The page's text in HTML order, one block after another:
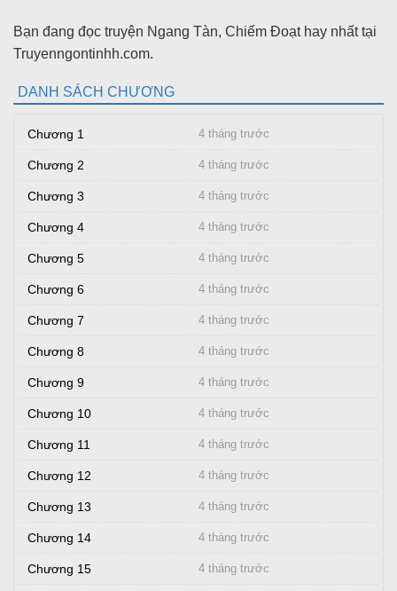
Bạn đang đọc truyện Ngang Tàn, Chiếm Đoạt hay nhất tại
Truyenngontinhh.com.
DANH SÁCH CHƯƠNG
Chương 1 4 tháng trước
Chương 2 4 tháng trước
Chương 3 4 tháng trước
Chương 4 4 tháng trước
Chương 5 4 tháng trước
Chương 6 4 tháng trước
Chương 7 4 tháng trước
Chương 8 4 tháng trước
Chương 9 4 tháng trước
Chương 10 4 tháng trước
Chương 11 4 tháng trước
Chương 12 4 tháng trước
Chương 13 4 tháng trước
Chương 14 4 tháng trước
Chương 15 4 tháng trước